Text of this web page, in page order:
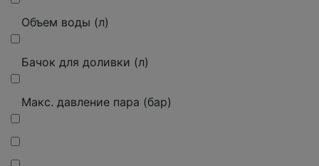
Объем воды (л)
Бачок для доливки (л)
Макс. давление пара (бар)